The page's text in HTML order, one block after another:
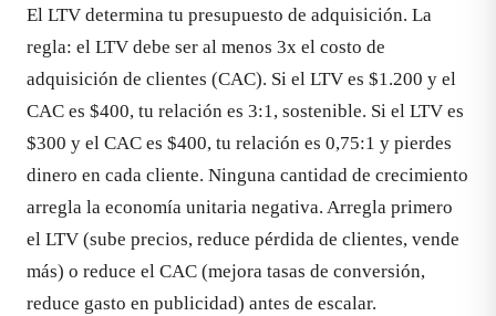
El LTV determina tu presupuesto de adquisición. La
regla: el LTV debe ser al menos 3x el costo de
adquisición de clientes (CAC). Si el LTV es $1.200 y el
CAC es $400, tu relación es 3:1, sostenible. Si el LTV es
$300 y el CAC es $400, tu relación es 0,75:1 y pierdes
dinero en cada cliente. Ninguna cantidad de crecimiento
arregla la economía unitaria negativa. Arregla primero
el LTV (sube precios, reduce pérdida de clientes, vende
más) o reduce el CAC (mejora tasas de conversión,
reduce gasto en publicidad) antes de escalar.